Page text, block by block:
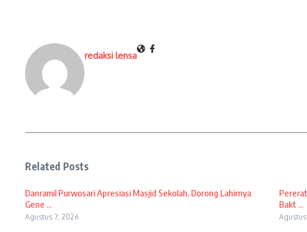
redaksi lensa
Related Posts
Danramil Purwosari Apresiasi Masjid Sekolah, Dorong Lahirnya
Gene ...
Agustus 7, 2026
Bakt ...